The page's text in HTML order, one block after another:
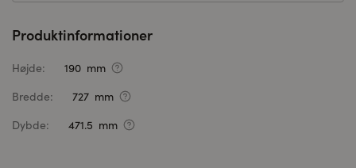
Produktinformationer
Højde:
190 mm
Bredde:
727 mm
Dybde:
471.5 mm